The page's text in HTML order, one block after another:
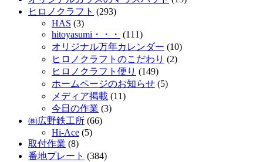
ヒロノクラフト (293)
HAS (3)
hitoyasumi・・・ (111)
オリジナル万年カレンダー (10)
ヒロノクラフトのこだわり (2)
ヒロノクラフト便り (149)
ホームページのお知らせ (5)
メディア掲載 (11)
今日の作業 (3)
㈱広野鉄工所 (66)
Hi-Ace (5)
取付作業 (8)
番地プレート (384)